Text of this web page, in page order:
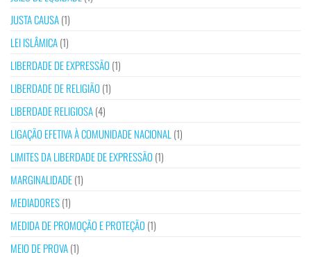
JUSTA CAUSA(1)
LEI ISLÂMICA(1)
LIBERDADE DE EXPRESSÃO (1)
LIBERDADE DE RELIGIÃO (1)
LIBERDADE RELIGIOSA(4)
LIGAÇÃO EFETIVA À COMUNIDADE NACIONAL(1)
LIMITES DA LIBERDADE DE EXPRESSÃO (1)
MARGINALIDADE(1)
MEDIADORES(1)
MEDIDA DE PROMOÇÃO E PROTEÇÃO (1)
MEIO DE PROVA(1)